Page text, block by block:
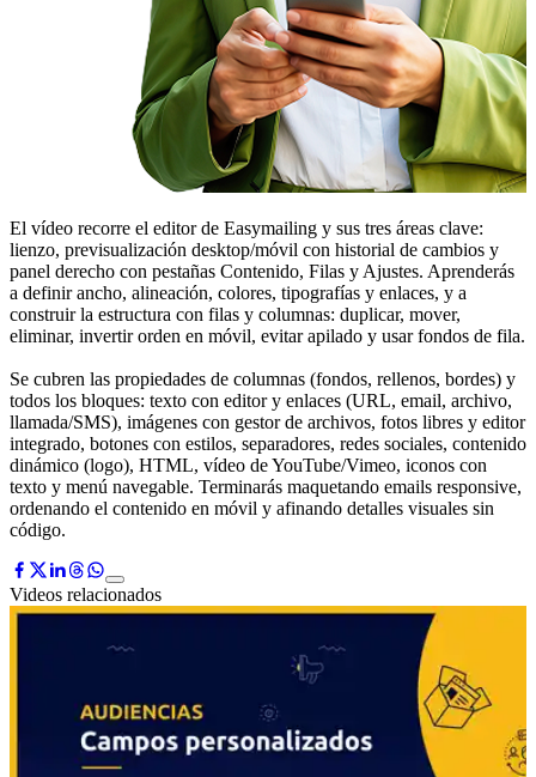
El vídeo recorre el editor de Easymailing y sus tres áreas clave:
lienzo, previsualización desktop/móvil con historial de cambios y
panel derecho con pestañas Contenido, Filas y Ajustes. Aprenderás
a definir ancho, alineación, colores, tipografías y enlaces, y a
construir la estructura con filas y columnas: duplicar, mover,
eliminar, invertir orden en móvil, evitar apilado y usar fondos de fila.
Se cubren las propiedades de columnas (fondos, rellenos, bordes) y
todos los bloques: texto con editor y enlaces (URL, email, archivo,
llamada/SMS), imágenes con gestor de archivos, fotos libres y editor
integrado, botones con estilos, separadores, redes sociales, contenido
dinámico (logo), HTML, vídeo de YouTube/Vimeo, iconos con
texto y menú navegable. Terminarás maquetando emails responsive,
ordenando el contenido en móvil y afinando detalles visuales sin
código.
Videos relacionados